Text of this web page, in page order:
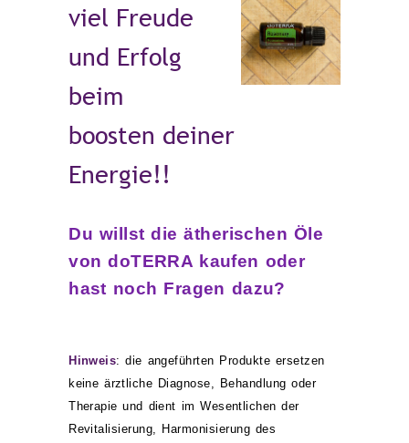
viel Freude
und Erfolg
beim
boosten deiner
Energie!!
Du willst die ätherischen Öle
von doTERRA kaufen oder
hast noch Fragen dazu?
Hinweis: die angeführten Produkte ersetzen
keine ärztliche Diagnose, Behandlung oder
Therapie und dient im Wesentlichen der
Revitalisierung, Harmonisierung des